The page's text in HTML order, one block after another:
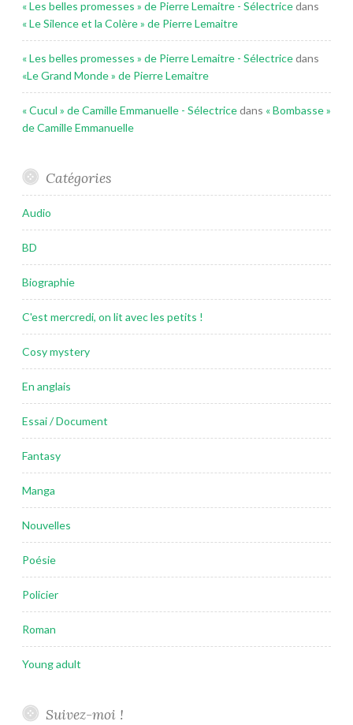
« Les belles promesses » de Pierre Lemaitre - Sélectricedans
« Le Silence et la Colère » de Pierre Lemaitre
« Les belles promesses » de Pierre Lemaitre - Sélectricedans
«Le Grand Monde » de Pierre Lemaitre
« Cucul » de Camille Emmanuelle - Sélectricedans « Bombasse »
de Camille Emmanuelle
Catégories
Audio
BD
Biographie
C'est mercredi, on lit avec les petits !
Cosy mystery
En anglais
Essai / Document
Fantasy
Manga
Nouvelles
Poésie
Policier
Roman
Young adult
Suivez-moi !